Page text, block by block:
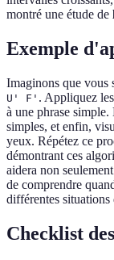
montré une étude de
Exemple
Imaginons que vous
U' F' . Appliquez
à une phrase
simples, et enfin,
yeux. Répétez ce
démontrant ces
aidera non
de comprendre
différentes situations
Checklist